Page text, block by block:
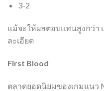
3-2
แม้จะให้ผลตอบแทนสูงกว่า
ละเอียด
First Blood
ตลาดยอดนิยมของเกมแนว